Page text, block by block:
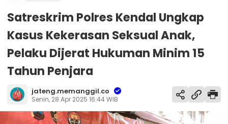
Satreskrim Polres Kendal Ungkap
Kasus Kekerasan Seksual Anak,
Pelaku Dijerat Hukuman Minim 15
Tahun Penjara
jateng.memanggil.co
Senin, 28 Apr 2025 16:44 WIB